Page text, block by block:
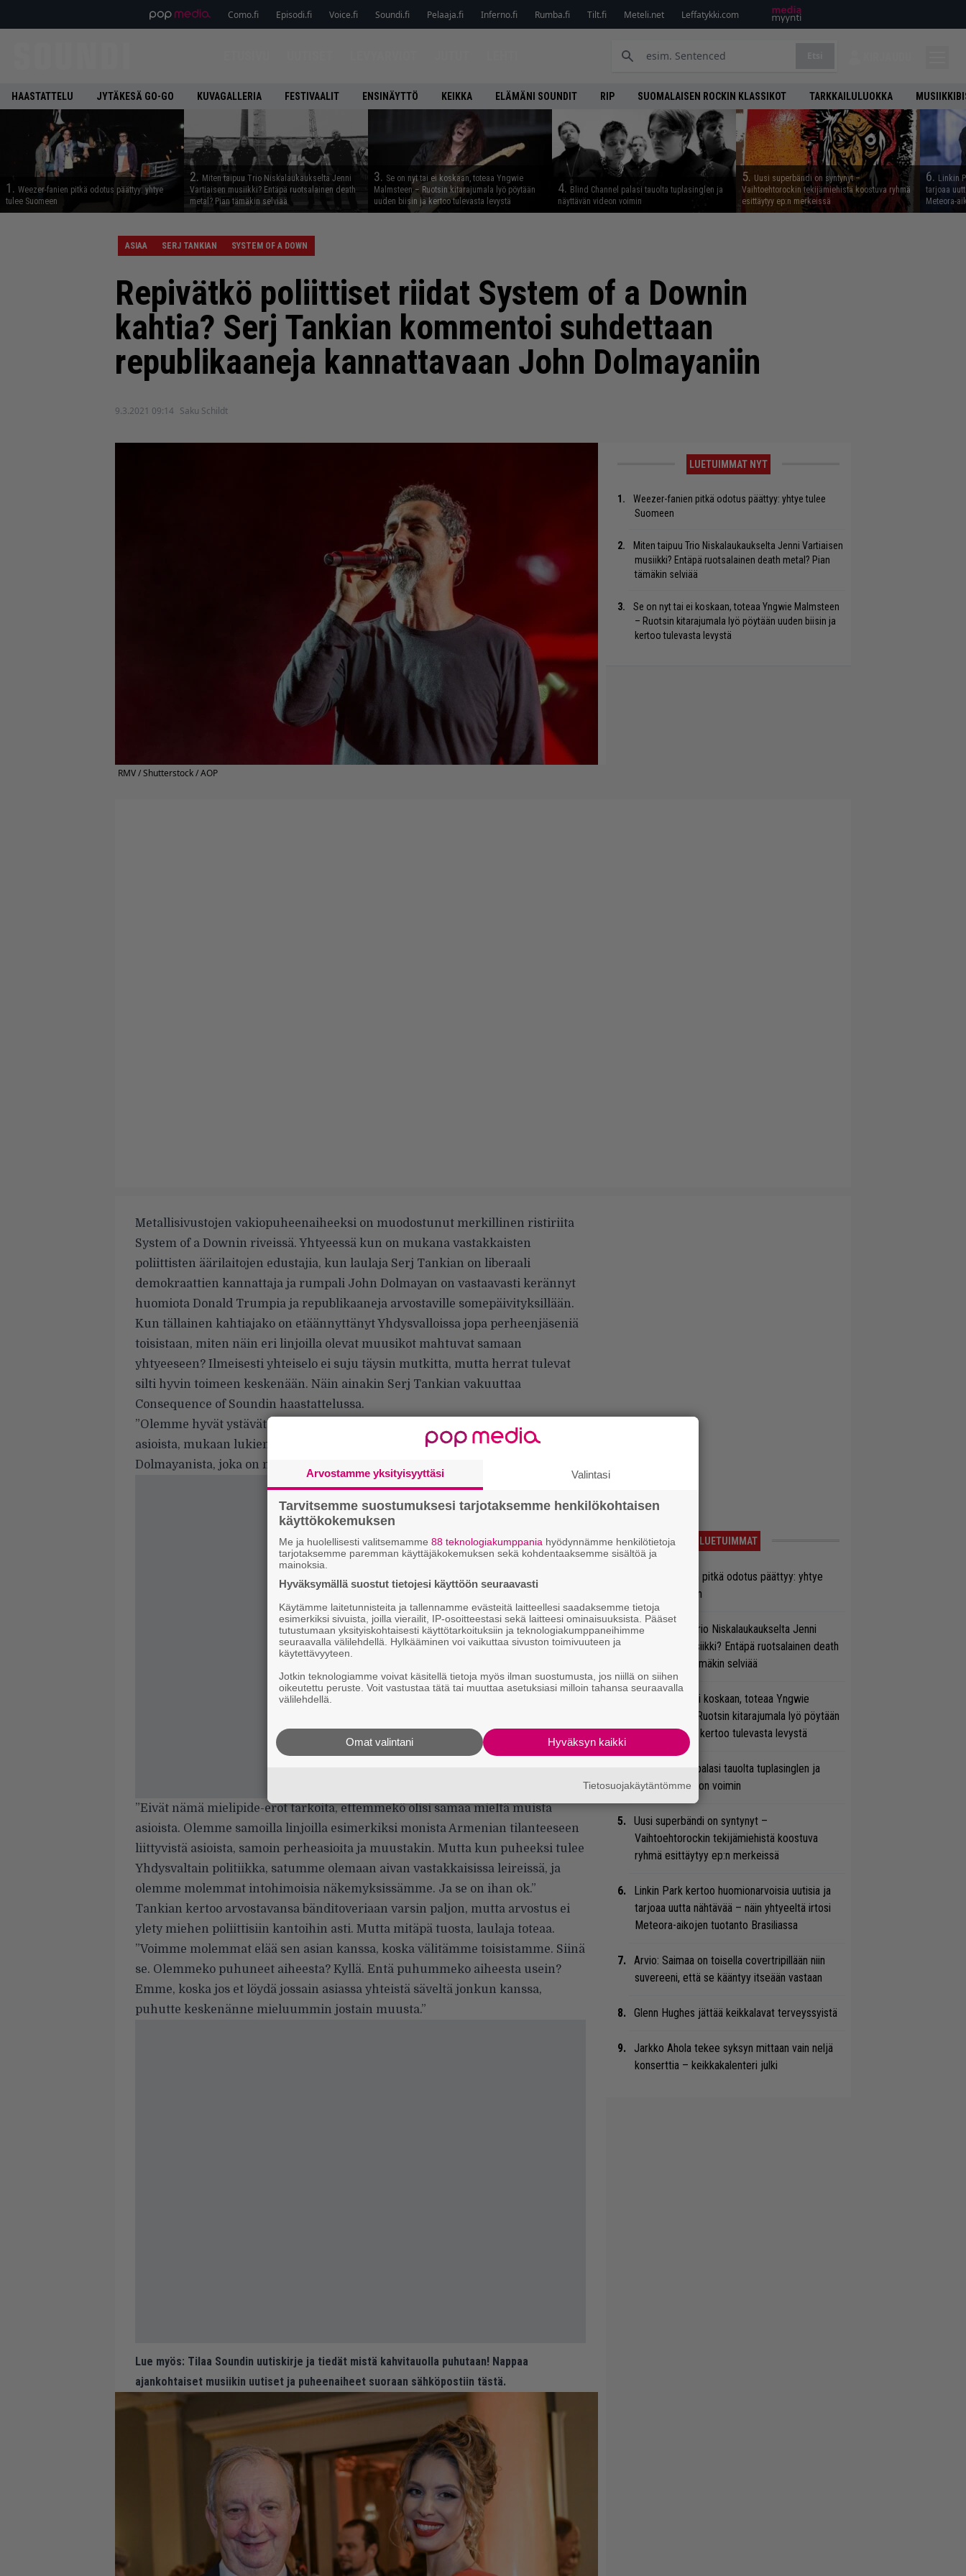
Como.fi Episodi.fi Voice.fi Soundi.fi Pelaaja.fi Inferno.fi Rumba.fi Tilt.fi Meteli.net Leffatykki.com
HAASTATTELU JYTÄKESÄ GO-GO KUVAGALLERIA FESTIVAALIT ENSINÄYTTÖ KEIKKA ELÄMÄNI SOUNDIT RIP SUOMALAISEN ROCKIN KLASSIKOT TARKKAILULUOKKA
1. Weezer-fanien pitkä odotus päättyy: yhtye
tulee Suomeen
2. Miten taipuu Trio Niskalaukaukselta Jenni
Vartiaisen musiikki? Entäpä ruotsalainen death
metal? Pian tämäkin selviää
3. Se on nyt tai ei koskaan, toteaa Yngwie
Malmsteen – Ruotsin kitarajumala lyö pöytään
uuden biisin ja kertoo tulevasta levystä
4. Blind Channel palasi tauolta tuplasinglen ja
näyttävän videon voimin
5. Uusi superbändi on syntynyt –
Vaihtoehtorockin tekijämiehistä koostuva ryhmä
esittäytyy ep:n merkeissä
6. Linkin
tarjoaa
Meteora-
ASIAA SERJ TANKIAN SYSTEM OF A DOWN
Repivätkö poliittiset riidat System of a Downin
kahtia? Serj Tankian kommentoi suhdettaan
republikaaneja kannattavaan John Dolmayaniin
9.3.2021 09:14 Saku Schildt
RMV / Shutterstock / AOP
LUETUIMMAT NYT
Weezer-fanien pitkä odotus päättyy: yhtye tulee
Suomeen
Miten taipuu Trio Niskalaukaukselta Jenni Vartiaisen
musiikki? Entäpä ruotsalainen death metal? Pian
tämäkin selviää
Se on nyt tai ei koskaan, toteaa Yngwie Malmsteen
– Ruotsin kitarajumala lyö pöytään uuden biisin ja
kertoo tulevasta levystä
Metallisivustojen vakiopuheenaiheeksi on muodostunut merkillinen ristiriita
System of a Downin riveissä. Yhtyeessä kun on mukana vastakkaisten
poliittisten äärilaitojen edustajia, kun laulaja Serj Tankian on liberaali
demokraattien kannattaja ja rumpali John Dolmayan on vastaavasti kerännyt
huomiota Donald Trumpia ja republikaaneja arvostaville somepäivityksillään.
Kun tällainen kahtiajako on etäännyttänyt Yhdysvalloissa jopa perheenjäseniä
toisistaan, miten näin eri linjoilla olevat muusikot mahtuvat samaan
yhtyeeseen? Ilmeisesti yhteiselo ei suju täysin mutkitta, mutta herrat tulevat
silti hyvin toimeen keskenään. Näin ainakin Serj Tankian vakuuttaa
Consequence of Soundin haastattelussa.
”Olemme hyvät ystävät ja perhettä. Totta kai puhumme keskenämme monista
asioista, mukaan lukien poliittisista näkemyksistämme”, Tankian sanoo
Dolmayanista, joka on myös laulajan vävy.
”Eivät nämä mielipide-erot tarkoita, ettemmekö olisi samaa mieltä muista
asioista. Olemme samoilla linjoilla esimerkiksi monista Armenian tilanteeseen
liittyvistä asioista, samoin perheasioita ja muustakin. Mutta kun puheeksi tulee
Yhdysvaltain politiikka, satumme olemaan aivan vastakkaisissa leireissä, ja
olemme molemmat intohimoisia näkemyksissämme. Ja se on ihan ok.”
Tankian kertoo arvostavansa bänditoveriaan varsin paljon, mutta arvostus ei
ylety miehen poliittisiin kantoihin asti. Mutta mitäpä tuosta, laulaja toteaa.
”Voimme molemmat elää sen asian kanssa, koska välitämme toisistamme. Siinä
se. Olemmeko puhuneet aiheesta? Kyllä. Entä puhummeko aiheesta usein?
Emme, koska jos et löydä jossain asiassa yhteistä säveltä jonkun kanssa,
puhutte keskenänne mieluummin jostain muusta.”
Lue myös: Tilaa Soundin uutiskirje ja tiedät mistä kahvitauolla puhutaan! Nappaa
ajankohtaiset musiikin uutiset ja puheenaiheet suoraan sähköpostiin tästä.
LUETUIMMAT
Weezer-fanien pitkä odotus päättyy: yhtye
tulee Suomeen
Miten taipuu Trio Niskalaukaukselta Jenni
Vartiaisen musiikki? Entäpä ruotsalainen death
metal? Pian tämäkin selviää
Se on nyt tai ei koskaan, toteaa Yngwie
Malmsteen – Ruotsin kitarajumala lyö pöytään
uuden biisin ja kertoo tulevasta levystä
Blind Channel palasi tauolta tuplasinglen ja
näyttävän videon voimin
Uusi superbändi on syntynyt –
Vaihtoehtorockin tekijämiehistä koostuva
ryhmä esittäytyy ep:n merkeissä
Linkin Park kertoo huomionarvoisia uutisia ja
tarjoaa uutta nähtävää – näin yhtyeeltä irtosi
Meteora-aikojen tuotanto Brasiliassa
Arvio: Saimaa on toisella covertripillään niin
suvereeni, että se kääntyy itseään vastaan
Glenn Hughes jättää keikkalavat terveyssyistä
Jarkko Ahola tekee syksyn mittaan vain neljä
konserttia – keikkakalenteri julki
Arvostamme yksityisyyttäsi Valintasi
Tarvitsemme suostumuksesi tarjotaksemme henkilökohtaisen
käyttökokemuksen
Me ja huolellisesti valitsemamme 88 teknologiakumppania hyödynnämme henkilötietoja
tarjotaksemme paremman käyttäjäkokemuksen sekä kohdentaaksemme sisältöä ja
mainoksia.
Hyväksymällä suostut tietojesi käyttöön seuraavasti
Käytämme laitetunnisteita ja tallennamme evästeitä laitteellesi saadaksemme tietoja
esimerkiksi sivuista, joilla vierailit, IP-osoitteestasi sekä laitteesi ominaisuuksista. Pääset
tutustumaan yksityiskohtaisesti käyttötarkoituksiin ja teknologiakumppaneihimme
seuraavalla välilehdellä. Hylkääminen voi vaikuttaa sivuston toimivuuteen ja
käytettävyyteen.
Jotkin teknologiamme voivat käsitellä tietoja myös ilman suostumusta, jos niillä on siihen
oikeutettu peruste. Voit vastustaa tätä tai muuttaa asetuksiasi milloin tahansa seuraavalla
välilehdellä.
Hyväksyn kaikki
Omat valintani
Tietosuojakäytäntömme